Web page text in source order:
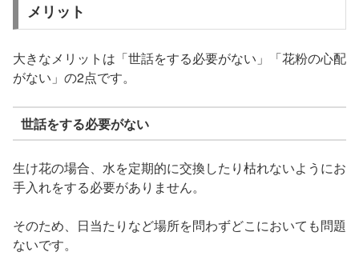
メリット
大きなメリットは「世話をする必要がない」「花粉の心配
がない」の2点です。
世話をする必要がない
生け花の場合、水を定期的に交換したり枯れないようにお
手入れをする必要がありません。
そのため、日当たりなど場所を問わずどこにおいても問題
ないです。